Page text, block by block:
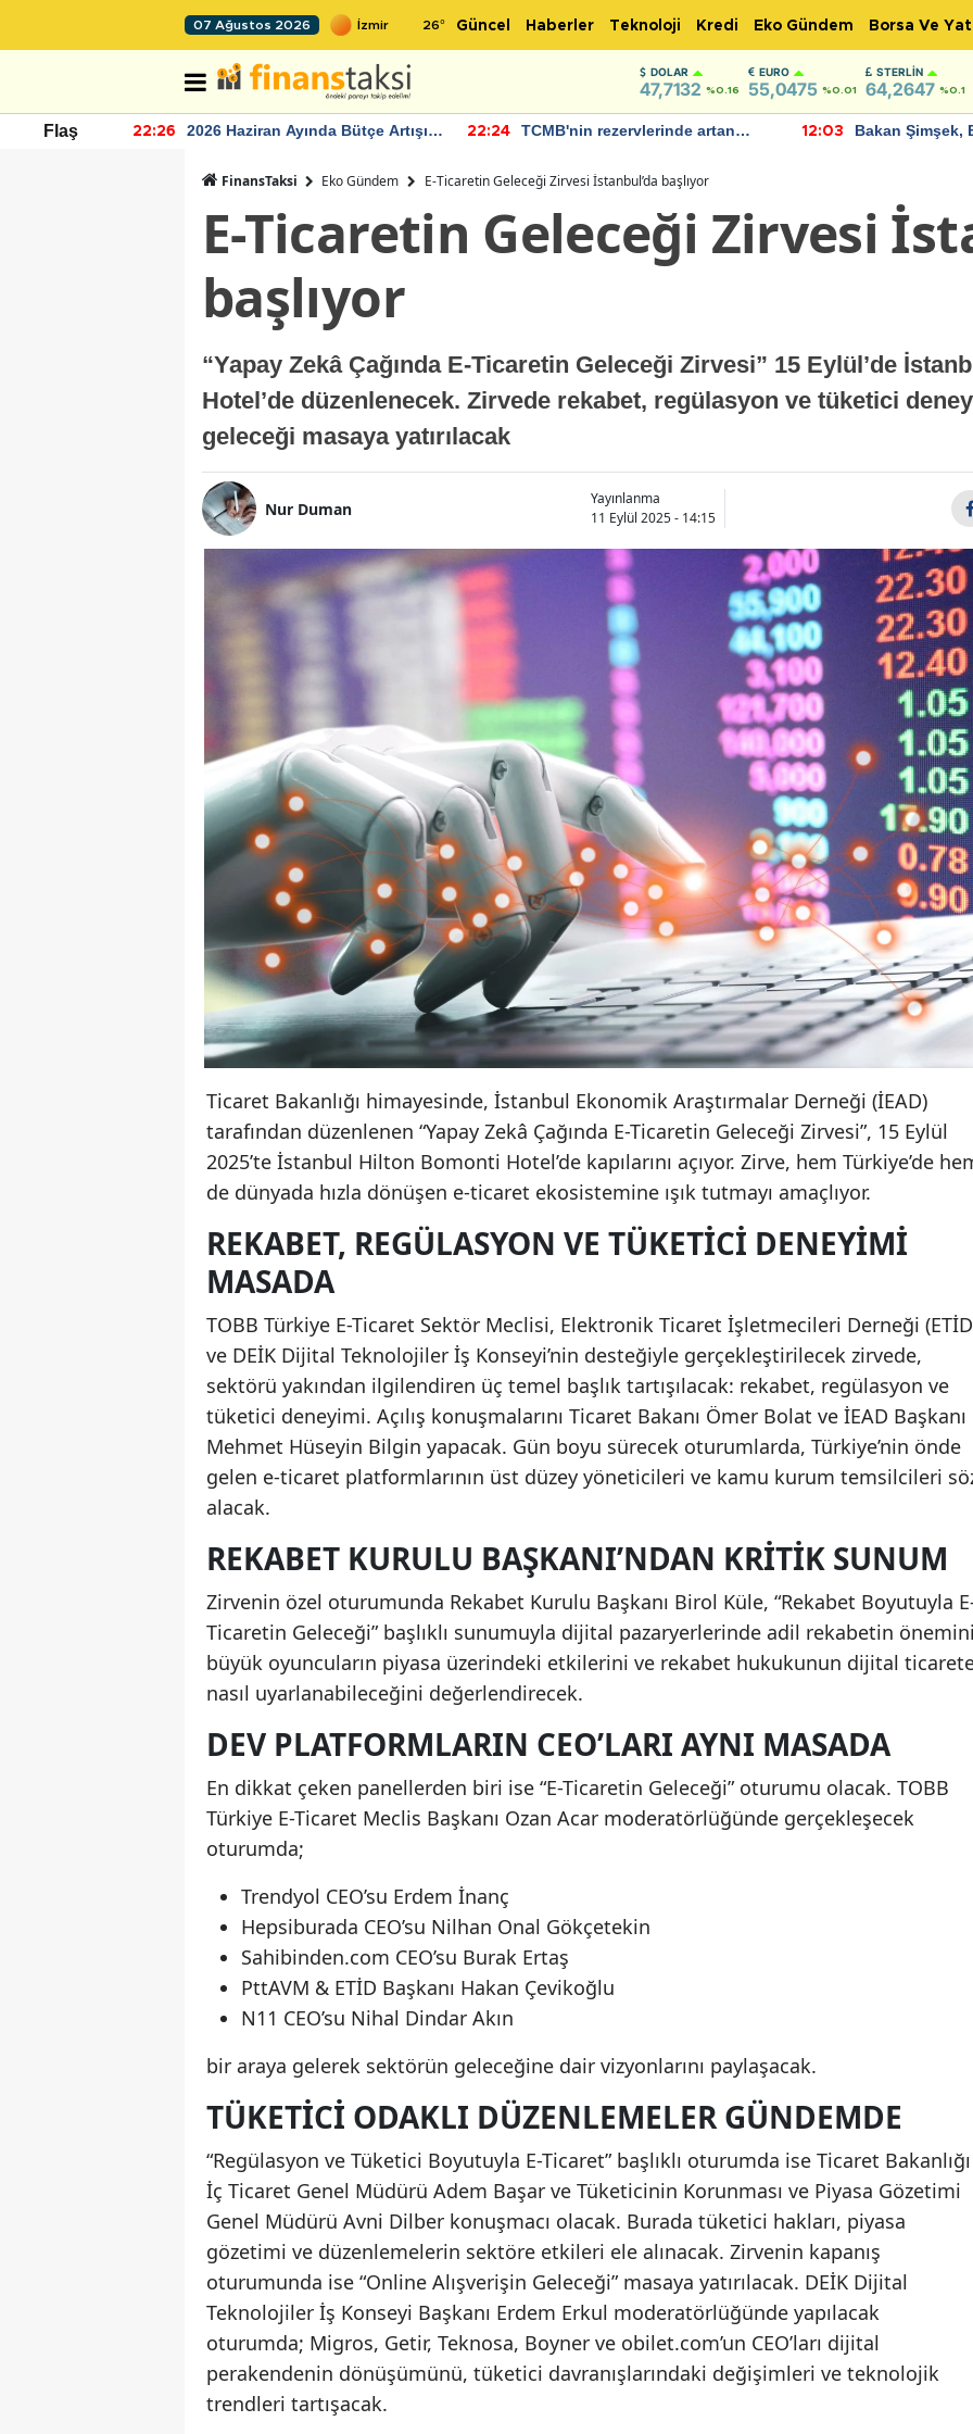
07 Ağustos 2026 26° Güncel Haberler Teknoloji Kredi Eko Gündem Borsa Ve
DOLAR
47,7132 %0.16
EURO
55,0475 %0.01
STERLIN
64,2647 %0.1
Flaş 22:26
2026 Haziran Ayında Bütçe Artışı
22:24
TCMB'nin rezervlerinde artan
12:03
Bakan Şimşek,
FinansTaksi Eko Gündem E-Ticaretin Geleceği Zirvesi İstanbul’da başlıyor
E-Ticaretin Geleceği Zirvesi
başlıyor
“Yapay Zekâ Çağında E-Ticaretin Geleceği Zirvesi” 15 Eylül’de
Hotel’de düzenlenecek. Zirvede rekabet, regülasyon ve tüketici
geleceği masaya yatırılacak
Nur Duman
Yayınlanma
11 Eylül 2025 - 14:15
Ticaret Bakanlığı himayesinde, İstanbul Ekonomik Araştırmalar Derneği (İEAD)
tarafından düzenlenen “Yapay Zekâ Çağında E-Ticaretin Geleceği Zirvesi”, 15 Eylül
2025’te İstanbul Hilton Bomonti Hotel’de kapılarını açıyor. Zirve, hem Türkiye’de
de dünyada hızla dönüşen e-ticaret ekosistemine ışık tutmayı amaçlıyor.
REKABET, REGÜLASYON VE TÜKETICI DENEYIMI
MASADA
TOBB Türkiye E-Ticaret Sektör Meclisi, Elektronik Ticaret İşletmecileri Derneği
ve DEİK Dijital Teknolojiler İş Konseyi’nin desteğiyle gerçekleştirilecek zirvede,
sektörü yakından ilgilendiren üç temel başlık tartışılacak: rekabet, regülasyon ve
tüketici deneyimi. Açılış konuşmalarını Ticaret Bakanı Ömer Bolat ve İEAD Başkanı
Mehmet Hüseyin Bilgin yapacak. Gün boyu sürecek oturumlarda, Türkiye’nin önde
gelen e-ticaret platformlarının üst düzey yöneticileri ve kamu kurum temsilcileri
alacak.
REKABET KURULU BAŞKANI’NDAN KRITIK SUNUM
Zirvenin özel oturumunda Rekabet Kurulu Başkanı Birol Küle, “Rekabet Boyutuyla
Ticaretin Geleceği” başlıklı sunumuyla dijital pazaryerlerinde adil rekabetin
büyük oyuncuların piyasa üzerindeki etkilerini ve rekabet hukukunun dijital
nasıl uyarlanabileceğini değerlendirecek.
DEV PLATFORMLARIN CEO’LARI AYNI MASADA
En dikkat çeken panellerden biri ise “E-Ticaretin Geleceği” oturumu olacak. TOBB
Türkiye E-Ticaret Meclis Başkanı Ozan Acar moderatörlüğünde gerçekleşecek
oturumda;
Trendyol CEO’su Erdem İnanç
Hepsiburada CEO’su Nilhan Onal Gökçetekin
Sahibinden.com CEO’su Burak Ertaş
PttAVM & ETİD Başkanı Hakan Çevikoğlu
N11 CEO’su Nihal Dindar Akın
bir araya gelerek sektörün geleceğine dair vizyonlarını paylaşacak.
TÜKETICI ODAKLI DÜZENLEMELER GÜNDEMDE
“Regülasyon ve Tüketici Boyutuyla E-Ticaret” başlıklı oturumda ise Ticaret Bakanlığı
İç Ticaret Genel Müdürü Adem Başar ve Tüketicinin Korunması ve Piyasa Gözetimi
Genel Müdürü Avni Dilber konuşmacı olacak. Burada tüketici hakları, piyasa
gözetimi ve düzenlemelerin sektöre etkileri ele alınacak. Zirvenin kapanış
oturumunda ise “Online Alışverişin Geleceği” masaya yatırılacak. DEİK Dijital
Teknolojiler İş Konseyi Başkanı Erdem Erkul moderatörlüğünde yapılacak
oturumda; Migros, Getir, Teknosa, Boyner ve obilet.com’un CEO’ları dijital
perakendenin dönüşümünü, tüketici davranışlarındaki değişimleri ve teknolojik
trendleri tartışacak.